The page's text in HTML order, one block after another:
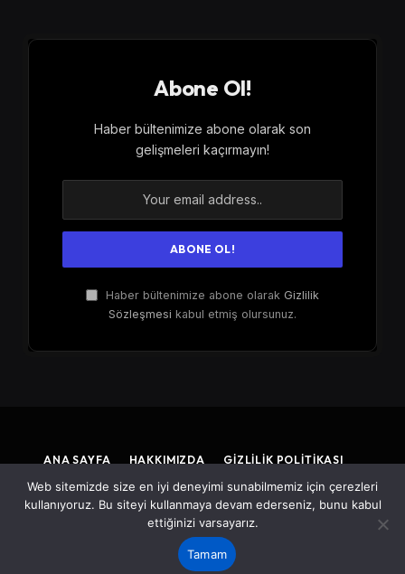
Abone Ol!
Haber bültenimize abone olarak son
gelişmeleri kaçırmayın!
Haber bültenimize abone olarak Gizlilik
Sözleşmesi kabul etmiş olursunuz.
ANA SAYFA HAKKIMIZDA
GIZLILIK POLITIKASI
GDPR – KVKK
SORUMLULUK REDDI BEYANI İLETIŞIM
© 2026 Sıla Yolu Platformu | Tüm Hakları Saklıdır.
Web sitemizde size en iyi deneyimi sunabilmemiz için çerezleri
kullanıyoruz. Bu siteyi kullanmaya devam ederseniz, bunu kabul
ettiğinizi varsayarız.
Tamam